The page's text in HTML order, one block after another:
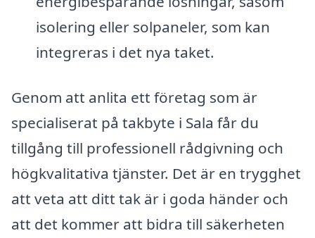
isolering eller solpaneler, som kan
integreras i det nya taket.
Genom att anlita ett företag som är
specialiserat på takbyte i Sala får du
tillgång till professionell rådgivning och
högkvalitativa tjänster. Det är en trygghet
att veta att ditt tak är i goda händer och
att det kommer att bidra till säkerheten